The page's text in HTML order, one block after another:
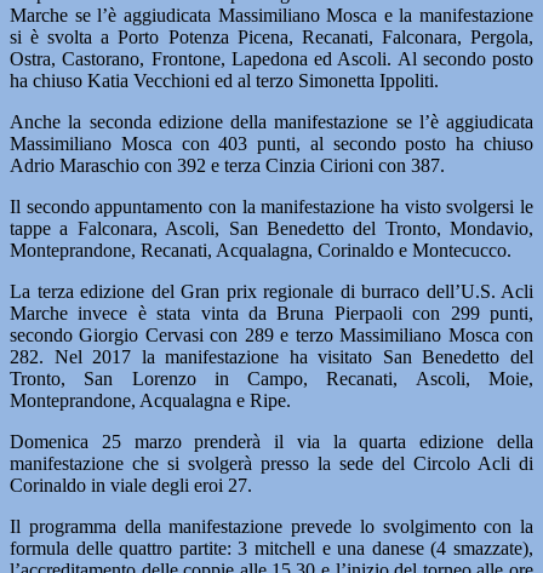
Marche se l’è aggiudicata Massimiliano Mosca e la manifestazione
si è svolta a Porto Potenza Picena, Recanati, Falconara, Pergola,
Ostra, Castorano, Frontone, Lapedona ed Ascoli. Al secondo posto
ha chiuso Katia Vecchioni ed al terzo Simonetta Ippoliti.
Anche la seconda edizione della manifestazione se l’è aggiudicata
Massimiliano Mosca con 403 punti, al secondo posto ha chiuso
Adrio Maraschio con 392 e terza Cinzia Cirioni con 387.
Il secondo appuntamento con la manifestazione ha visto svolgersi le
tappe a Falconara, Ascoli, San Benedetto del Tronto, Mondavio,
Monteprandone, Recanati, Acqualagna, Corinaldo e Montecucco.
La terza edizione del Gran prix regionale di burraco dell’U.S. Acli
Marche invece è stata vinta da Bruna Pierpaoli con 299 punti,
secondo Giorgio Cervasi con 289 e terzo Massimiliano Mosca con
282. Nel 2017 la manifestazione ha visitato San Benedetto del
Tronto, San Lorenzo in Campo, Recanati, Ascoli, Moie,
Monteprandone, Acqualagna e Ripe.
Domenica 25 marzo prenderà il via la quarta edizione della
manifestazione che si svolgerà presso la sede del Circolo Acli di
Corinaldo in viale degli eroi 27.
Il programma della manifestazione prevede lo svolgimento con la
formula delle quattro partite: 3 mitchell e una danese (4 smazzate),